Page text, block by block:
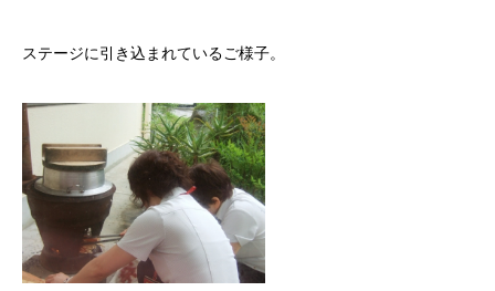
ステージに引き込まれているご様子。